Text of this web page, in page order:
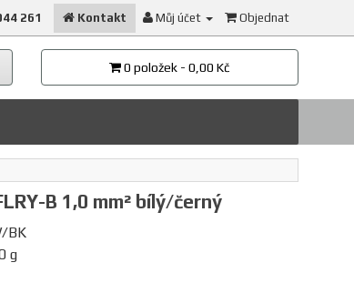
261 Kontakt Můj účet Objednat
0 položek - 0,00 Kč
B 1,0 mm² bílý/černý
BK
g